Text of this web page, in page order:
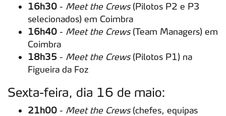
16h30 - Meet the Crews(Pilotos P2 e P3
selecionados) em Coimbra
16h40 - Meet the Crews(Team Managers) em
Coimbra
18h35 - Meet the Crews(Pilotos P1) na
Figueira da Foz
Sexta-feira, dia 16 de maio:
21h00 - Meet the Crews(chefes, equipas